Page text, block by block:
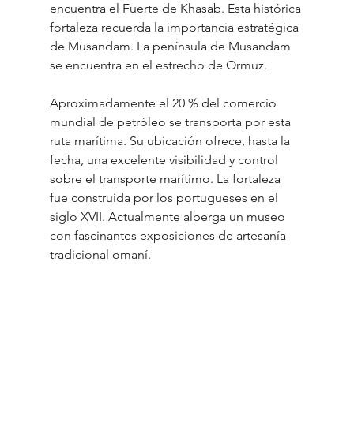
encuentra el Fuerte de Khasab. Esta histórica
fortaleza recuerda la importancia estratégica
de Musandam. La península de Musandam
se encuentra en el estrecho de Ormuz.
Aproximadamente el 20 % del comercio
mundial de petróleo se transporta por esta
ruta marítima. Su ubicación ofrece, hasta la
fecha, una excelente visibilidad y control
sobre el transporte marítimo. La fortaleza
fue construida por los portugueses en el
siglo XVII. Actualmente alberga un museo
con fascinantes exposiciones de artesanía
tradicional omaní.